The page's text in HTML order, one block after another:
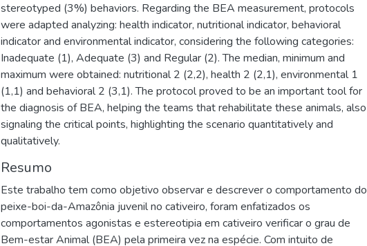
stereotyped (3%) behaviors. Regarding the BEA measurement, protocols
were adapted analyzing: health indicator, nutritional indicator, behavioral
indicator and environmental indicator, considering the following categories:
Inadequate (1), Adequate (3) and Regular (2). The median, minimum and
maximum were obtained: nutritional 2 (2,2), health 2 (2,1), environmental 1
(1,1) and behavioral 2 (3,1). The protocol proved to be an important tool for
the diagnosis of BEA, helping the teams that rehabilitate these animals, also
signaling the critical points, highlighting the scenario quantitatively and
qualitatively.
Resumo
Este trabalho tem como objetivo observar e descrever o comportamento do
peixe-boi-da-Amazônia juvenil no cativeiro, foram enfatizados os
comportamentos agonistas e estereotipia em cativeiro verificar o grau de
Bem-estar Animal (BEA) pela primeira vez na espécie. Com intuito de